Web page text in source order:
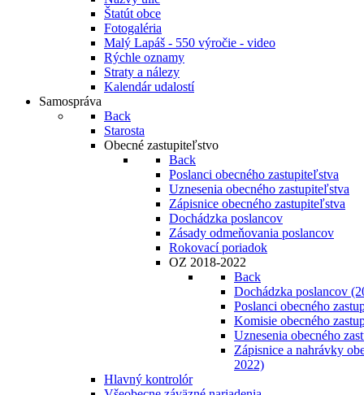
Štatút obce
Fotogaléria
Malý Lapáš - 550 výročie - video
Rýchle oznamy
Straty a nálezy
Kalendár udalostí
Samospráva
Back
Starosta
Obecné zastupiteľstvo
Back
Poslanci obecného zastupiteľstva
Uznesenia obecného zastupiteľstva
Zápisnice obecného zastupiteľstva
Dochádzka poslancov
Zásady odmeňovania poslancov
Rokovací poriadok
OZ 2018-2022
Back
Dochádzka poslancov
Poslanci obecného
Komisie obecného
Uznesenia obecného
Zápisnice a nahrávky
2022)
Hlavný kontrolór